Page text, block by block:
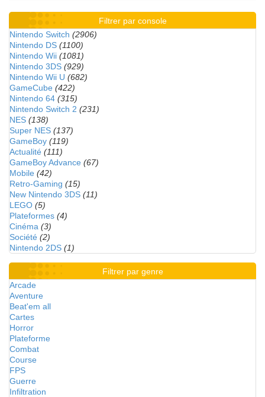
Filtrer par console
Nintendo Switch (2906)
Nintendo DS (1100)
Nintendo Wii (1081)
Nintendo 3DS (929)
Nintendo Wii U (682)
GameCube (422)
Nintendo 64 (315)
Nintendo Switch 2 (231)
NES (138)
Super NES (137)
GameBoy (119)
Actualité (111)
GameBoy Advance (67)
Mobile (42)
Retro-Gaming (15)
New Nintendo 3DS (11)
LEGO (5)
Plateformes (4)
Cinéma (3)
Société (2)
Nintendo 2DS (1)
Filtrer par genre
Arcade
Aventure
Beat'em all
Cartes
Horror
Plateforme
Combat
Course
FPS
Guerre
Infiltration